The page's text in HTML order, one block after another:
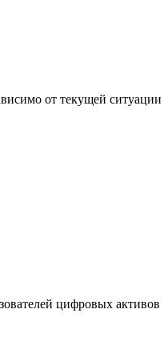
от текущей ситуации
цифровых активов